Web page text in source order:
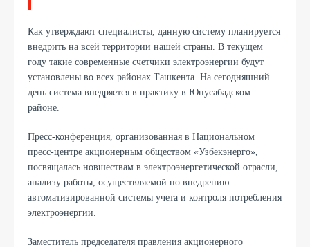
Как утверждают специалисты, данную систему планируется
внедрить на всей территории нашей страны. В текущем
году такие современные счетчики электроэнергии будут
установлены во всех районах Ташкента. На сегодняшний
день система внедряется в практику в Юнусабадском
районе.
Пресс-конференция, организованная в Национальном
пресс-центре акционерным обществом «Узбекэнерго»,
посвящалась новшествам в электроэнергетической отрасли,
анализу работы, осуществляемой по внедрению
автоматизированной системы учета и контроля потребления
электроэнергии.
Заместитель председателя правления акционерного